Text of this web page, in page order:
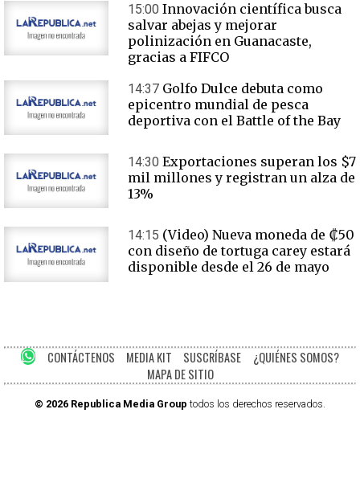
15:00 Innovación científica busca
salvar abejas y mejorar
polinización en Guanacaste,
gracias a FIFCO
14:37 Golfo Dulce debuta como
epicentro mundial de pesca
deportiva con el Battle of the Bay
14:30 Exportaciones superan los $7
mil millones y registran un alza de
13%
14:15 (Video) Nueva moneda de ₡50
con diseño de tortuga carey estará
disponible desde el 26 de mayo
CONTÁCTENOS MEDIA KIT SUSCRÍBASE
¿QUIÉNES SOMOS?
MAPA DE SITIO
© 2026 Republica Media Group todos los derechos reservados.